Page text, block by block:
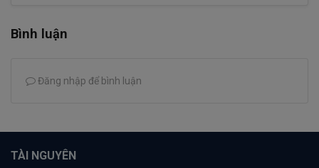
Bình luận
Đăng nhập để bình luận
TÀI NGUYÊN